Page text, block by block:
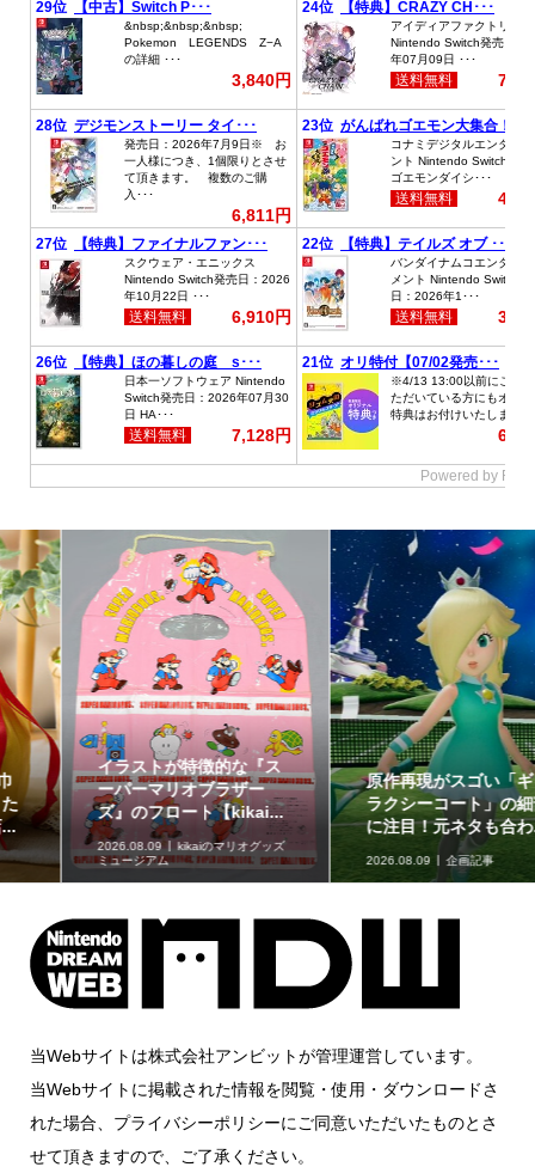
イラストが特徴的な『ス
ーパーマリオブラザー
ズ』のフロート【kikai...
2026.08.09
kikaiのマリオグッズ
ミュージアム
原作再現がスゴい「ギャ
ラクシーコート」の細部
に注目！元ネタも合わ...
2026.08.09 企画記事
当Webサイトは株式会社アンビットが管理運営しています。
当Webサイトに掲載された情報を閲覧・使用・ダウンロードさ
れた場合、プライバシーポリシーにご同意いただいたものとさ
せて頂きますので、ご了承ください。